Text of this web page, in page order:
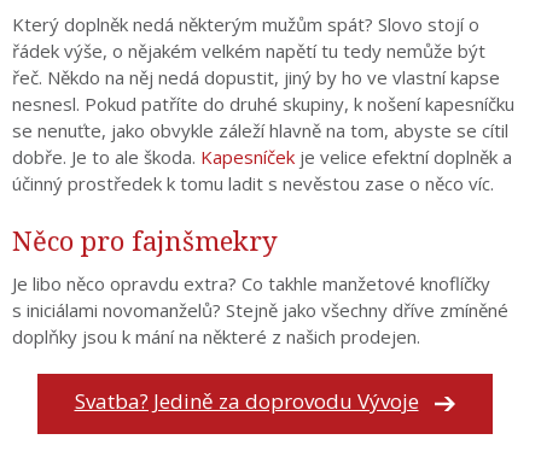
Který doplněk nedá některým mužům spát? Slovo stojí o
řádek výše, o nějakém velkém napětí tu tedy nemůže být
řeč. Někdo na něj nedá dopustit, jiný by ho ve vlastní kapse
nesnesl. Pokud patříte do druhé skupiny, k nošení kapesníčku
se nenuťte, jako obvykle záleží hlavně na tom, abyste se cítil
dobře. Je to ale škoda. Kapesníček je velice efektní doplněk a
účinný prostředek k tomu ladit s nevěstou zase o něco víc.
Něco pro fajnšmekry
Je libo něco opravdu extra? Co takhle manžetové knoflíčky
s iniciálami novomanželů? Stejně jako všechny dříve zmíněné
doplňky jsou k mání na některé z našich prodejen.
Svatba? Jedině za doprovodu Vývoje